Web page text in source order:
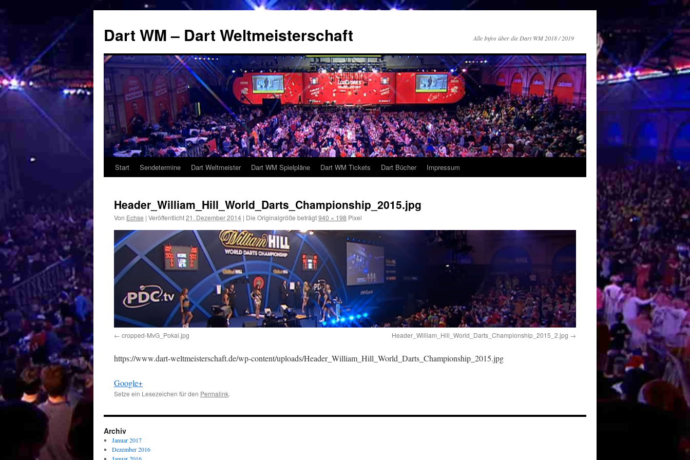
springen
Dart WM – Dart Weltmeisterschaft Alle Infos über die Dart WM 2018 / 2019
Start Sendetermine Dart Weltmeister Dart WM Spielpläne Dart WM Tickets Dart Bücher Impressum
Header_William_Hill_World_Darts_Championship_2015.jpg
Von Echse | Veröffentlicht21. Dezember 2014 | Die Originalgröße beträgt940 × 198 Pixel
cropped-MvG_Pokal.jpg Header_William_Hill_World_Darts_Championship_2015_2.jpg
https://www.dart-weltmeisterschaft.de/wp-content/uploads/Header_William_Hill_World_Darts_Championship_2015.jpg
Google+
Setze ein Lesezeichen für den Permalink.
Archiv
Januar 2017
Dezember 2016
Januar 2016